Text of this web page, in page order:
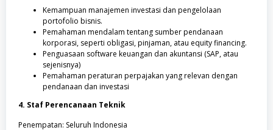
Kemampuan manajemen investasi dan pengelolaan
portofolio bisnis.
Pemahaman mendalam tentang sumber pendanaan
korporasi, seperti obligasi, pinjaman, atau equity financing.
Penguasaan software keuangan dan akuntansi (SAP, atau
sejenisnya)
Pemahaman peraturan perpajakan yang relevan dengan
pendanaan dan investasi
4. Staf Perencanaan Teknik
Penempatan: Seluruh Indonesia